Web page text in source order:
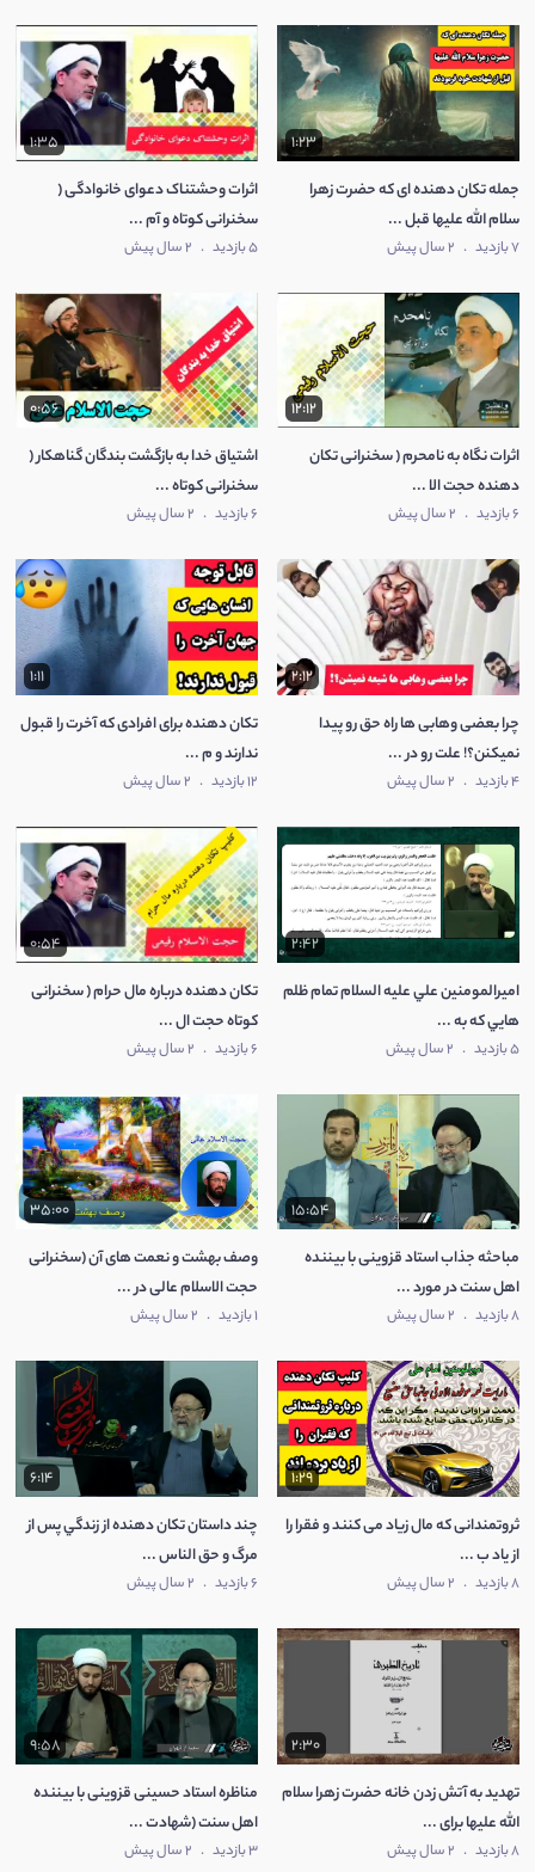
1:23
جمله تکان دهنده ای که حضرت زهرا
سلام الله علیها قبل ...
7 بازدید . 2 سال پیش
1:35
اثرات وحشتناک دعوای خانوادگی (
سخنرانی کوتاه و آم ...
5 بازدید . 2 سال پیش
12:12
اثرات نگاه به نامحرم ( سخنرانی تکان
دهنده حجت الا ...
6 بازدید . 2 سال پیش
0:56
اشتیاق خدا به بازگشت بندگان گناهکار (
سخنرانی کوتاه ...
6 بازدید . 2 سال پیش
2:12
چرا بعضی وهابی ها راه حق رو پیدا
نمیکنن؟! علت رو در ...
4 بازدید . 2 سال پیش
1:11
تکان دهنده برای افرادی که آخرت را قبول
ندارند و م ...
12 بازدید . 2 سال پیش
2:42
امیرالمومنین علي علیه السلام تمام ظلم
هايي که به ...
5 بازدید . 2 سال پیش
0:54
تکان دهنده درباره مال حرام ( سخنرانی
کوتاه حجت ال ...
6 بازدید . 2 سال پیش
15:54
مباحثه جذاب استاد قزوینی با بیننده
اهل سنت در مورد ...
8 بازدید . 2 سال پیش
35:00
وصف بهشت و نعمت های آن (سخنرانی
حجت الاسلام عالی در ...
1 بازدید . 2 سال پیش
1:29
ثروتمندانی که مال زیاد می کنند و فقرا را
از یاد ب ...
8 بازدید . 2 سال پیش
6:14
چند داستان تکان دهنده از زندگي پس از
مرگ و حق الناس ...
6 بازدید . 2 سال پیش
2:30
تهدید به آتش زدن خانه حضرت زهرا سلام
الله علیها برای ...
8 بازدید . 2 سال پیش
9:58
مناظره استاد حسینی قزوینی با بیننده
اهل سنت (شهادت ...
3 بازدید . 2 سال پیش